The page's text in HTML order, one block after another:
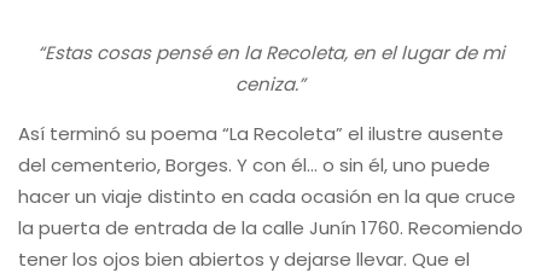
“Estas cosas pensé en la Recoleta, en el lugar de mi
ceniza.”
Así terminó su poema “La Recoleta” el ilustre ausente
del cementerio, Borges. Y con él… o sin él, uno puede
hacer un viaje distinto en cada ocasión en la que cruce
la puerta de entrada de la calle Junín 1760. Recomiendo
tener los ojos bien abiertos y dejarse llevar. Que el